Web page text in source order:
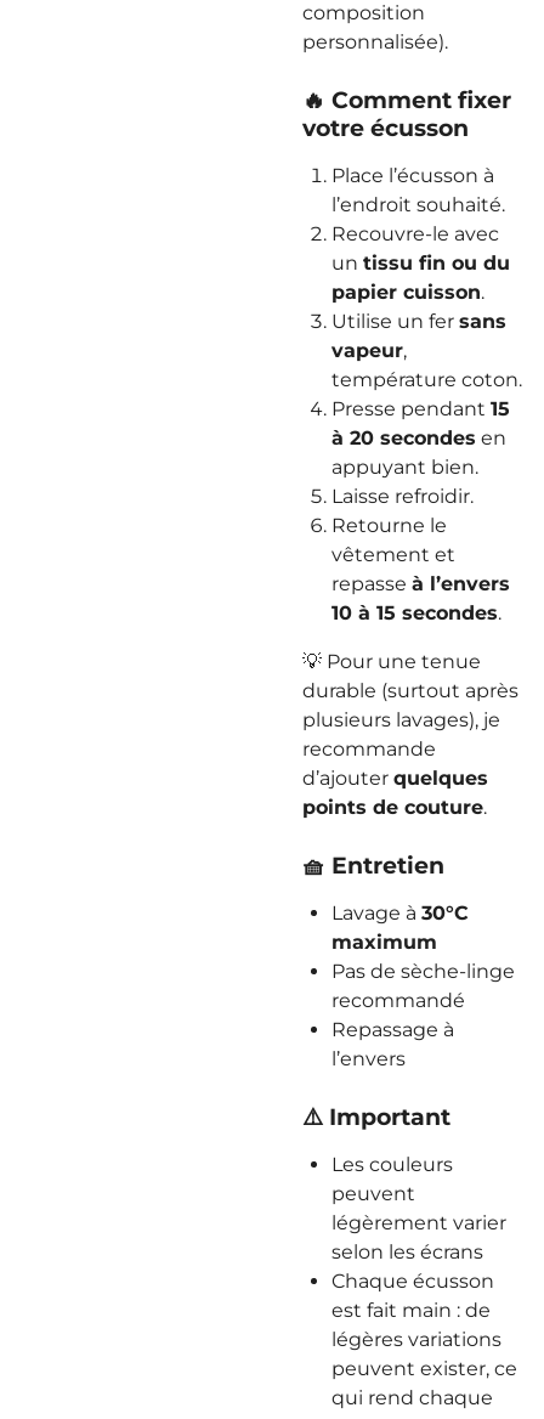
composition
personnalisée).
🔥 Comment fixer
votre écusson
Place l’écusson à
l’endroit souhaité.
Recouvre-le avec
un tissu fin ou du
papier cuisson.
Utilise un fer sans
vapeur,
température coton.
Presse pendant 15
à 20 secondes en
appuyant bien.
Laisse refroidir.
Retourne le
vêtement et
repasse à l’envers
10 à 15 secondes.
💡 Pour une tenue
durable (surtout après
plusieurs lavages), je
recommande
d’ajouter quelques
points de couture.
🧺 Entretien
Lavage à 30°C
maximum
Pas de sèche-linge
recommandé
Repassage à
l’envers
⚠️ Important
Les couleurs
peuvent
légèrement varier
selon les écrans
Chaque écusson
est fait main : de
légères variations
peuvent exister, ce
qui rend chaque